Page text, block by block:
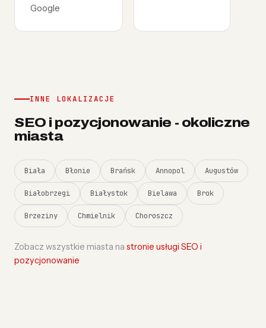
Google
INNE LOKALIZACJE
SEO i pozycjonowanie - okoliczne
miasta
Biała Błonie Brańsk Annopol Augustów
Białobrzegi Białystok Bielawa Brok
Brzeziny Chmielnik Choroszcz
Zobacz wszystkie miasta na stronie usługi SEO i
pozycjonowanie